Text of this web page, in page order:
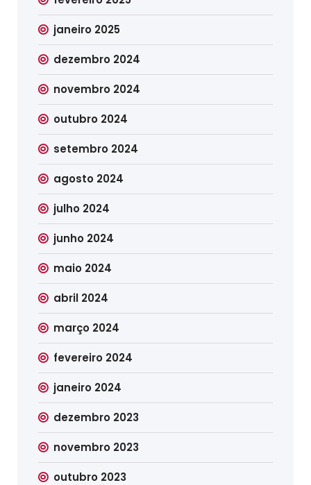
janeiro 2025
dezembro 2024
novembro 2024
outubro 2024
setembro 2024
agosto 2024
julho 2024
junho 2024
maio 2024
abril 2024
março 2024
fevereiro 2024
janeiro 2024
dezembro 2023
novembro 2023
outubro 2023